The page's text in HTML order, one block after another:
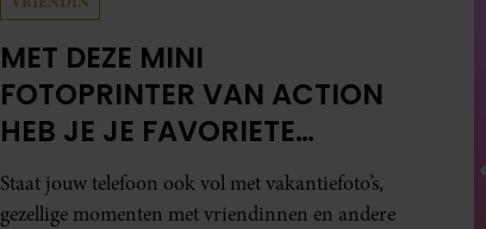
MET DEZE MINI
FOTOPRINTER VAN ACTION
HEB JE JE FAVORIETE
FOTO’S BINNEN ÉÉN MINUUT
IN HANDEN
Staat jouw telefoon ook vol met vakantiefoto’s,
gezellige momenten met vriendinnen en andere